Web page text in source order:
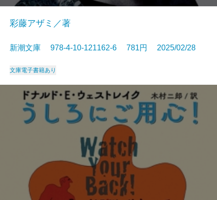
彩藤アザミ／著
新潮文庫 978-4-10-121162-6 781円 2025/02/28
文庫電子書籍あり